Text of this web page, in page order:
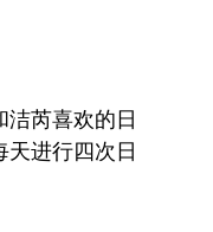
芮喜欢的日
进行四次日